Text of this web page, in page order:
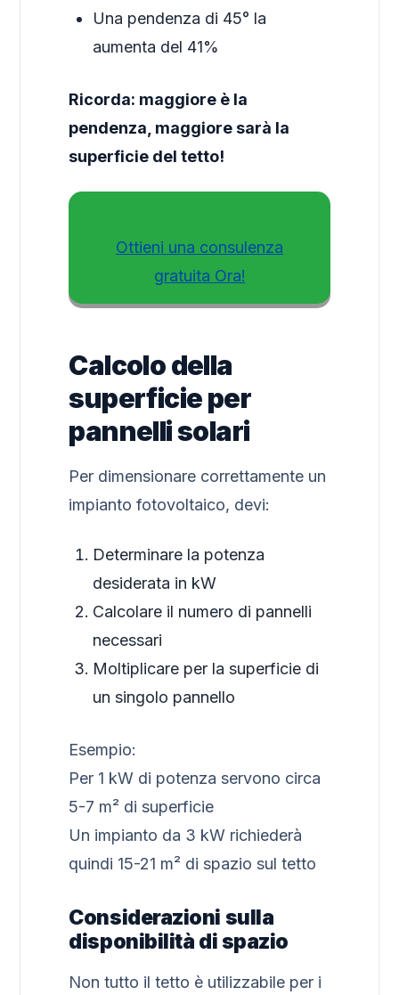
Una pendenza di 45° la
aumenta del 41%
Ricorda: maggiore è la
pendenza, maggiore sarà la
superficie del tetto!
Ottieni una consulenza
gratuita Ora!
Calcolo della
superficie per
pannelli solari
Per dimensionare correttamente un
impianto fotovoltaico, devi:
Determinare la potenza
desiderata in kW
Calcolare il numero di pannelli
necessari
Moltiplicare per la superficie di
un singolo pannello
Esempio:
Per 1 kW di potenza servono circa
5-7 m² di superficie
Un impianto da 3 kW richiederà
quindi 15-21 m² di spazio sul tetto
Considerazioni sulla
disponibilità di spazio
Non tutto il tetto è utilizzabile per i